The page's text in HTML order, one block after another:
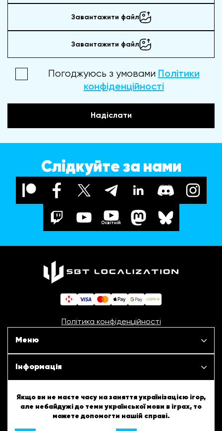
Завантажити файл
Завантажити файл
Погоджуюсь з умовами Політики
конфіденційності
Надіслати
Слідкуйте за нами
Освітній
Політика конфіденційності
Меню
Наші проєкти
Інформація
ШБТурнір
ШБТворчість
Якщо ви не маєте часу на заняття українізацією ігор,
але небайдужі до теми української мови в іграх, то
можете допомогти нашій справі.